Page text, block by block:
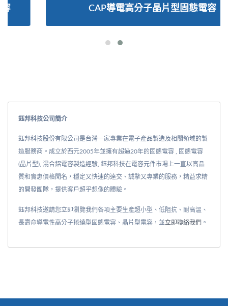
CAP導電高分子晶片型固態電容
鈺邦科技公司簡介
鈺邦科技股份有限公司是台灣一家專業在電子產品製造及相關領域的製
造服務商。成立於西元2005年並擁有超過20年的固態電容 , 固態電容
(晶片型), 混合鋁電容製造經驗, 鈺邦科技在電容元件市場上一直以高品
質和實惠價格聞名，穩定又快速的達交、誠摯又專業的服務，精益求精
的開發團隊，提供客戶超乎想像的體驗。
鈺邦科技邀請您立即瀏覽我們各項主要生產超小型、低阻抗、耐高溫、
長壽命導電性高分子捲繞型固態電容、晶片型電容，並立即聯絡我們 。